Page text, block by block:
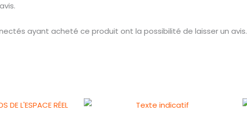
ayant acheté ce produit ont la possibilité de laisser un avis.